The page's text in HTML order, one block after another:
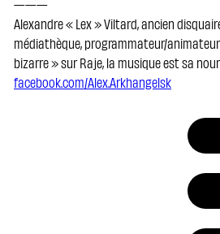
———
Alexandre « Lex » Viltard, ancien
médiathèque, programmateur/
bizarre » sur Raje, la musique est sa
facebook.com/Alex.Arkhangelsk